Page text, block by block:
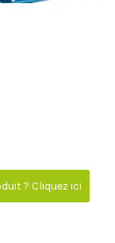
? Cliquez ici